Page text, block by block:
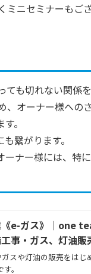
ミニセミナーもござ
も切れない関係
オーナー様への
。
繋がります。
ナー様には、特
e-ガス》｜one
事・ガス、灯油
スや灯油の販売をは
。